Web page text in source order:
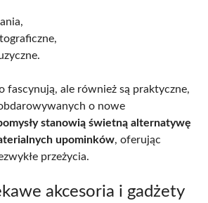
fascynują, ale również są praktyczne,
o nowe
stanowią świetną alternatywę
upominków, oferując
przeżycia.
akcesoria i gadżety